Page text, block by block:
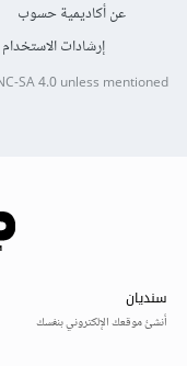
عن أكاديمية حسوب
إرشادات الاستخدام
SA 4.0unless mentioned